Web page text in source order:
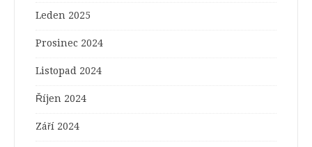
Leden 2025
Prosinec 2024
Listopad 2024
Říjen 2024
Září 2024